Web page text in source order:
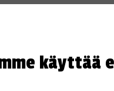
käyttää